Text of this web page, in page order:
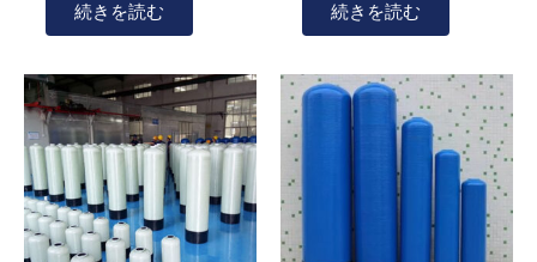
続きを読む
続きを読む